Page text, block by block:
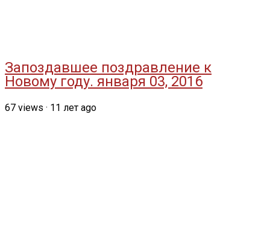
Запоздавшее поздравление к
Новому году. января 03, 2016
67 views · 11 лет ago